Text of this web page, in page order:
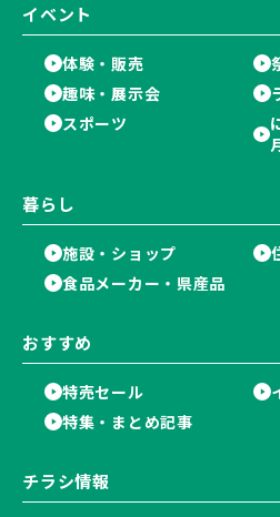
イベント
体験・販売
趣味・展示会
スポーツ
暮らし
施設・ショップ
食品メーカー・県産品
おすすめ
特売セール
特集・まとめ記事
チラシ情報